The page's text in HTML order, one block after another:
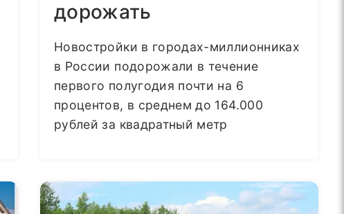
дорожать
Новостройки в городах-миллионниках
в России подорожали в течение
первого полугодия почти на 6
процентов, в среднем до 164.000
рублей за квадратный метр